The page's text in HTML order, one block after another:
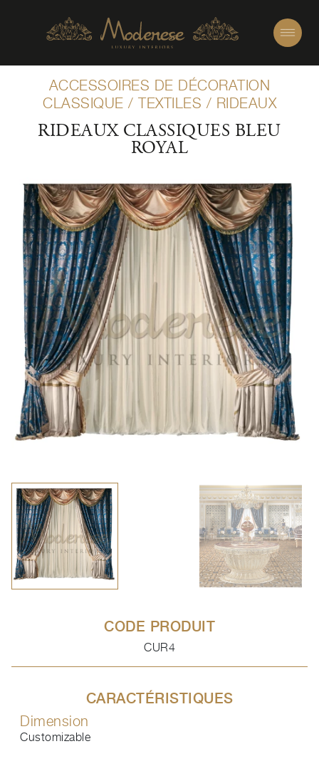
ACCESSOIRES DE DÉCORATION
CLASSIQUE / TEXTILES / RIDEAUX
RIDEAUX CLASSIQUES BLEU
ROYAL
CODE PRODUIT
CUR4
CARACTÉRISTIQUES
Dimension
Customizable